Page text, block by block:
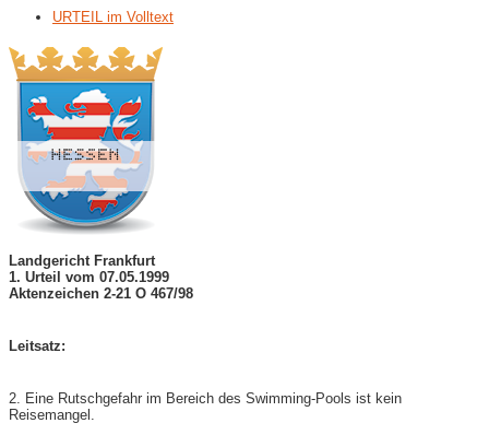
URTEIL im Volltext
Landgericht Frankfurt
1. Urteil vom 07.05.1999
Aktenzeichen 2-21 O 467/98
Leitsatz:
2. Eine Rutschgefahr im Bereich des Swimming-Pools ist kein
Reisemangel.